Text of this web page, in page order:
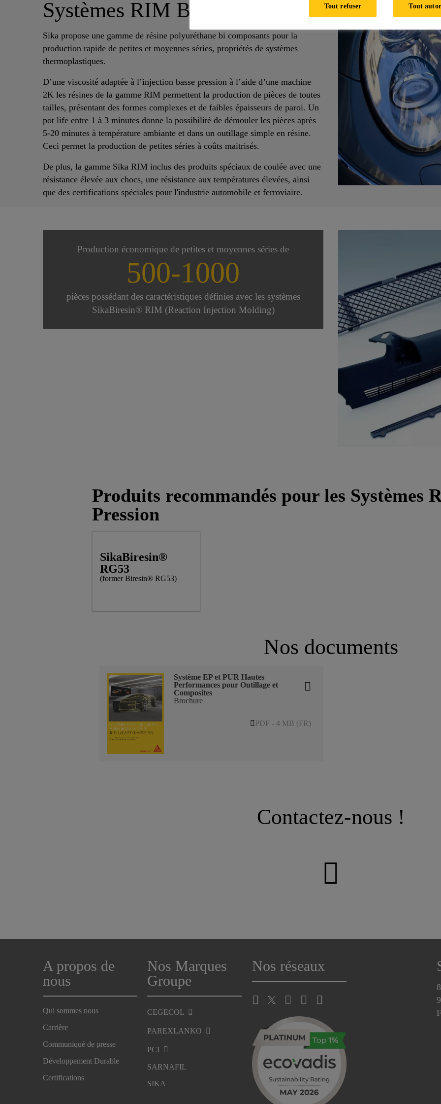
Systèmes RIM Basse Pression
Sika propose une gamme de résine polyuréthane bi composants pour la
production rapide de petites et moyennes séries, propriétés de systèmes
thermoplastiques.
D’une viscosité adaptée à l’injection basse pression à l’aide d’une machine
2K les résines de la gamme RIM permettent la production de pièces de toutes
tailles, présentant des formes complexes et de faibles épaisseurs de paroi. Un
pot life entre 1 à 3 minutes donne la possibilité de démouler les pièces après
5-20 minutes à température ambiante et dans un outillage simple en résine.
Ceci permet la production de petites séries à coûts maitrisés.
De plus, la gamme Sika RIM inclus des produits spéciaux de coulée avec une
résistance élevée aux chocs, une résistance aux températures élevées, ainsi
que des certifications spéciales pour l'industrie automobile et ferroviaire.
Production économique de petites et moyennes séries de
500-1000
pièces possédant des caractéristiques définies avec les systèmes
SikaBiresin® RIM (Reaction Injection Molding)
Produits recommandés pour les Systèmes
Pression
SikaBiresin®
RG53
(former Biresin® RG53)
Nos documents
Système EP et PUR Hautes
Performances pour Outillage et
Composites
Brochure
PDF - 4 MB (FR)
Contactez-nous !
A propos de
nous
Qui sommes nous
Carrière
Communiqué de presse
Développement Durable
Certifications
Nos Marques
Groupe
CEGECOL
PAREXLANKO
PCI
SARNAFIL
SIKA
Nos réseaux
Tout refuser Tout